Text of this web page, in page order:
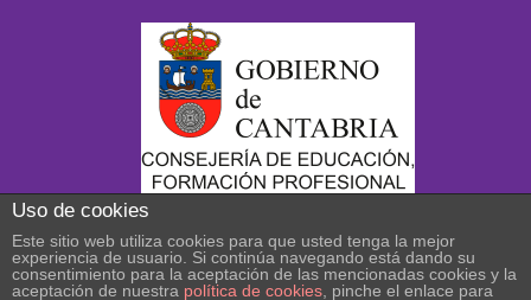
Uso de cookies
Este sitio web utiliza cookies para que usted tenga la mejor
experiencia de usuario. Si continúa navegando está dando su
consentimiento para la aceptación de las mencionadas cookies y la
aceptación de nuestra política de cookies , pinche el enlace para